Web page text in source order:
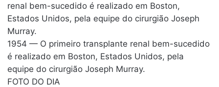
renal bem-sucedido é realizado em Boston,
Estados Unidos, pela equipe do cirurgião Joseph
Murray.
1954 — O primeiro transplante renal bem-sucedido
é realizado em Boston, Estados Unidos, pela
equipe do cirurgião Joseph Murray.
FOTO DO DIA